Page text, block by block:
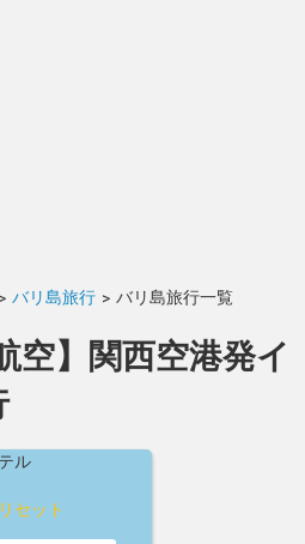
> バリ島旅行 > バリ島旅行一覧
空】関西空港発イ
ル
セット